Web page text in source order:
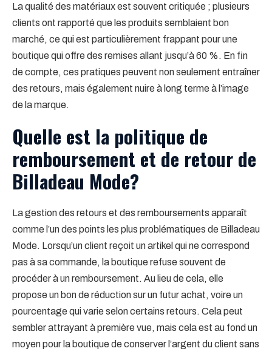
La qualité des matériaux est souvent critiquée ; plusieurs
clients ont rapporté que les produits semblaient bon
marché, ce qui est particulièrement frappant pour une
boutique qui offre des remises allant jusqu’à 60 %. En fin
de compte, ces pratiques peuvent non seulement entraîner
des retours, mais également nuire à long terme à l’image
de la marque.
Quelle est la politique de
remboursement et de retour de
Billadeau Mode?
La gestion des retours et des remboursements apparaît
comme l’un des points les plus problématiques de Billadeau
Mode. Lorsqu’un client reçoit un artikel qui ne correspond
pas à sa commande, la boutique refuse souvent de
procéder à un remboursement. Au lieu de cela, elle
propose un bon de réduction sur un futur achat, voire un
pourcentage qui varie selon certains retours. Cela peut
sembler attrayant à première vue, mais cela est au fond un
moyen pour la boutique de conserver l’argent du client sans